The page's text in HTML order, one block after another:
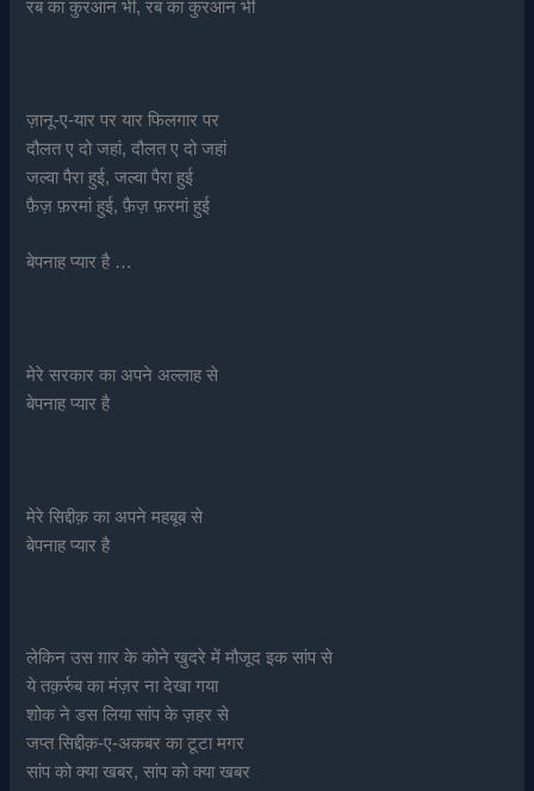
रब का कुरआन भी, रब का कुरआन भी
ज़ानू-ए-यार पर यार फिलगार पर
दौलत ए दो जहां, दौलत ए दो जहां
जल्वा पैरा हुई, जल्वा पैरा हुई
फ़ैज़ फ़रमां हुई, फ़ैज़ फ़रमां हुई
बेपनाह प्यार है …
मेरे सरकार का अपने अल्लाह से
बेपनाह प्यार है
मेरे सिद्दीक़ का अपने महबूब से
बेपनाह प्यार है
लेकिन उस ग़ार के कोने खुदरे में मौजूद इक सांप से
ये तक़र्रुब का मंज़र ना देखा गया
शोक ने डस लिया सांप के ज़हर से
जप्त सिद्दीक़-ए-अकबर का टूटा मगर
सांप को क्या खबर, सांप को क्या खबर